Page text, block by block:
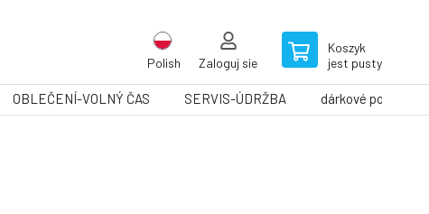
Polish Zaloguj sie
Koszyk
jest pusty
OBLEČENÍ-VOLNÝ ČAS SERVIS-ÚDRŽBA dárkové poukazy